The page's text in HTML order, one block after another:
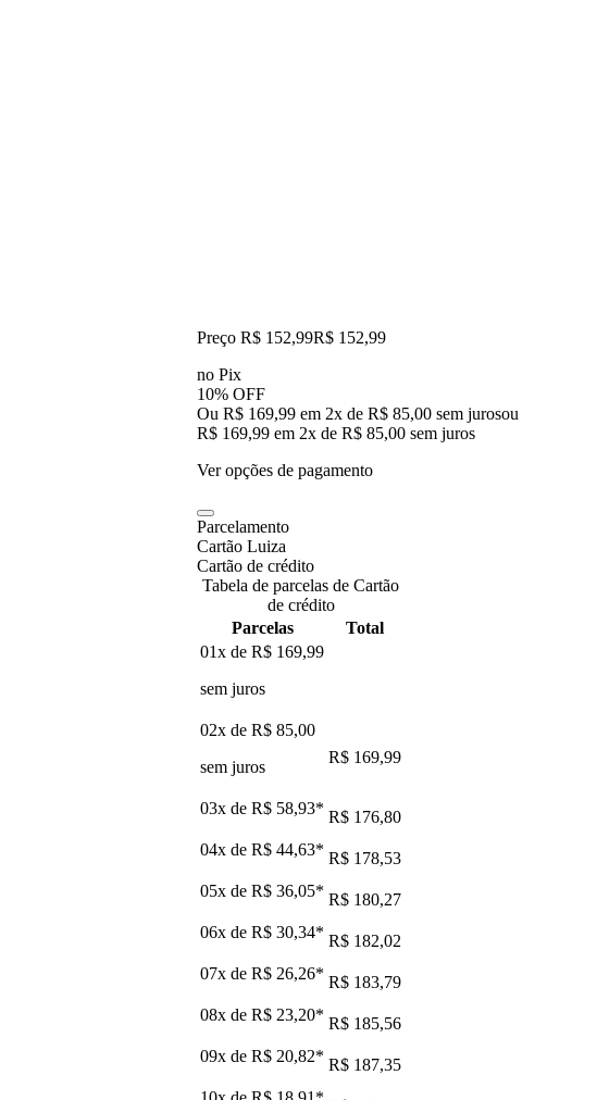
Preço R$ 152,99R$ 152,99
no Pix
10% OFF
Ou R$ 169,99 em 2x de R$ 85,00 sem jurosou
R$ 169,99 em 2x de R$ 85,00 sem juros
Ver opções de pagamento
Parcelamento
Cartão Luiza
Cartão de crédito
Tabela de parcelas de Cartão
de crédito
Parcelas
Total
01x de R$ 169,99
sem juros
02x de R$ 85,00
sem juros
R$ 169,99
03x de R$ 58,93* R$ 176,80
04x de R$ 44,63* R$ 178,53
05x de R$ 36,05* R$ 180,27
06x de R$ 30,34* R$ 182,02
07x de R$ 26,26* R$ 183,79
08x de R$ 23,20* R$ 185,56
09x de R$ 20,82* R$ 187,35